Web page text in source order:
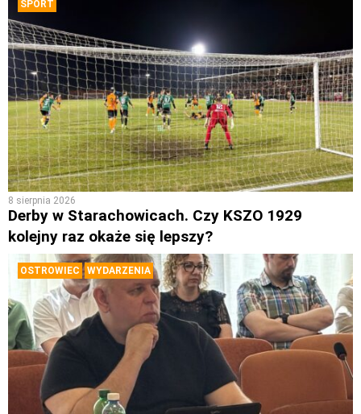
SPORT
8 sierpnia 2026
Derby w Starachowicach. Czy KSZO 1929
kolejny raz okaże się lepszy?
OSTROWIEC WYDARZENIA